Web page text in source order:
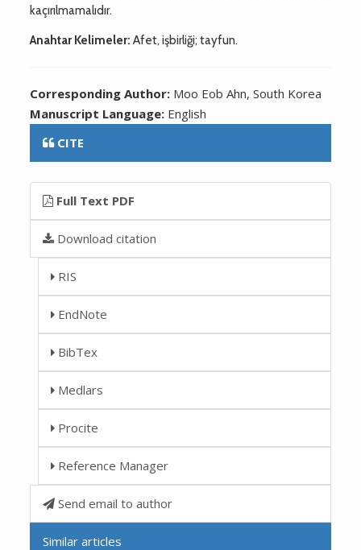
kaçırılmamalıdır.
Anahtar Kelimeler: Afet, işbirliği; tayfun.
Corresponding Author: Moo Eob Ahn, South Korea
Manuscript Language: English
CITE
Full Text PDF
Download citation
RIS
EndNote
BibTex
Medlars
Procite
Reference Manager
Send email to author
Similar articles